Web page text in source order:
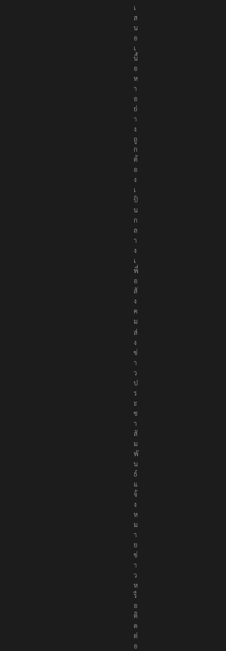
เ
ส
น
อ
เ
นื้
อ
ห
า
อ
ย่
า
ง
ถู
ก
ต้
อ
ง
เ
ป็
น
ก
ล
า
ง
เ
พื่
อ
สั
ง
ค
ม
ส่
ง
ข่
า
ว
ป
ร
ะ
ช
า
สั
ม
พั
น
ธ์
แ
จ้
ง
ห
ม
า
ย
ข่
า
ว
ห
รื
อ
ติ
ด
ต่
อ